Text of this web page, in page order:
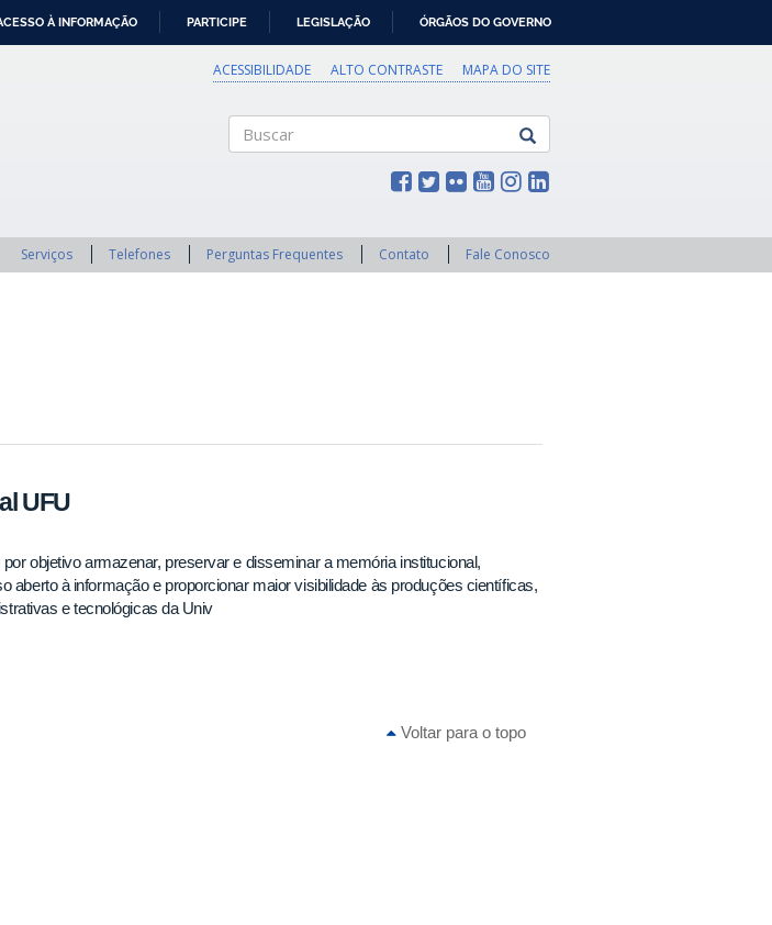
À INFORMAÇÃO PARTICIPE LEGISLAÇÃO ÓRGÃOS DO GOVERNO
ACESSIBILIDADE ALTO CONTRASTE MAPA DO SITE
Serviços Telefones Perguntas Frequentes Contato Fale Conosco
UFU
objetivo armazenar, preservar e disseminar a memória institucional,
aberto à informação e proporcionar maior visibilidade às produções científicas,
e tecnológicas da Univ
Voltar para o topo